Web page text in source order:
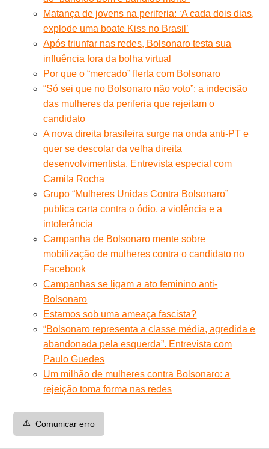
Matança de jovens na periferia: ‘A cada dois dias,
explode uma boate Kiss no Brasil’
Após triunfar nas redes, Bolsonaro testa sua
influência fora da bolha virtual
Por que o “mercado” flerta com Bolsonaro
“Só sei que no Bolsonaro não voto”: a indecisão
das mulheres da periferia que rejeitam o
candidato
A nova direita brasileira surge na onda anti-PT e
quer se descolar da velha direita
desenvolvimentista. Entrevista especial com
Camila Rocha
Grupo “Mulheres Unidas Contra Bolsonaro”
publica carta contra o ódio, a violência e a
intolerância
Campanha de Bolsonaro mente sobre
mobilização de mulheres contra o candidato no
Facebook
Campanhas se ligam a ato feminino anti-
Bolsonaro
Estamos sob uma ameaça fascista?
“Bolsonaro representa a classe média, agredida e
abandonada pela esquerda”. Entrevista com
Paulo Guedes
Um milhão de mulheres contra Bolsonaro: a
rejeição toma forma nas redes
⚠️ Comunicar erro